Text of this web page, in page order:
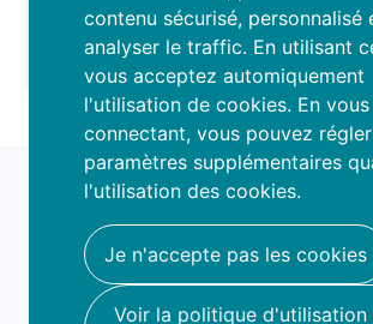
contenu sécurisé, personnalisé
analyser le traffic. En utilisant
vous acceptez automiquement
l'utilisation de cookies. En vous
connectant, vous pouvez
paramètres supplémentaires
l'utilisation des cookies.
Je n'accepte pas les cookies
Voir la politique d'utilisation
Mot de passe oublié ?
famio
hello@famio.be
A propos